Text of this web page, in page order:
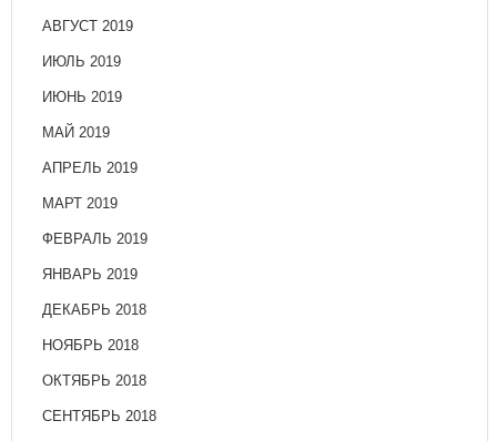
АВГУСТ 2019
ИЮЛЬ 2019
ИЮНЬ 2019
МАЙ 2019
АПРЕЛЬ 2019
МАРТ 2019
ФЕВРАЛЬ 2019
ЯНВАРЬ 2019
ДЕКАБРЬ 2018
НОЯБРЬ 2018
ОКТЯБРЬ 2018
СЕНТЯБРЬ 2018